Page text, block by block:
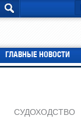
ГЛАВНЫЕ НОВОСТИ
СУДОХОДСТВО